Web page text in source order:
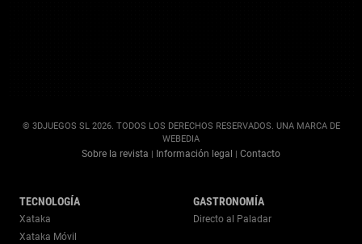
© 3DJUEGOS SL 2026. TODOS LOS DERECHOS RESERVADOS. UNA MARCA DE
WEBEDIA
Sobre la revista | Información legal | Contacto
TECNOLOGÍA
Xataka
Xataka Móvil
GASTRONOMÍA
Directo al Paladar